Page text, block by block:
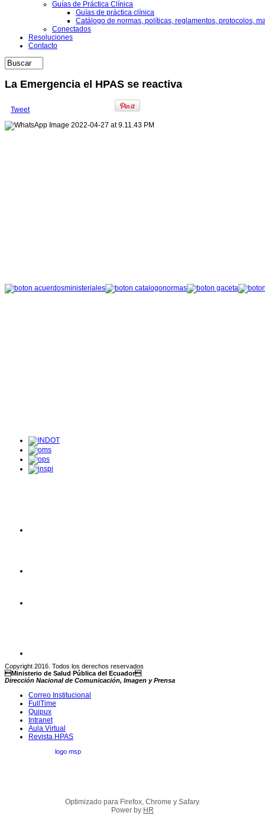
Guías de Práctica Clínica
Guías de práctica clínica
Catálogo de normas, políticas, reglamentos, protocolos,
Conectados
Resoluciones
Contacto
La Emergencia el HPAS se reactiva
Tweet
Copyright 2016. Todos los derechos reservados
Ministerio de Salud Pública del Ecuador
Dirección Nacional de Comunicación, Imagen y Prensa
Correo Institucional
FullTime
Quipux
Intranet
Aula Virtual
Revista HPAS
Optimizado para Firefox, Chrome y Safary.
Power by HR